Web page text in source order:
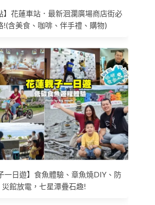
】花蓮車站．最新洄瀾廣場商店街必
!(含美食、咖啡、伴手禮、購物)
一日遊】食魚體驗、章魚燒DIY、防
災館放電，七星潭疊石趣!